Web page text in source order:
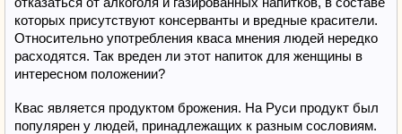
которых присутствуют консерванты и вредные красители.
Относительно употребления кваса мнения людей нередко
расходятся. Так вреден ли этот напиток для женщины в
интересном положении?
Квас является продуктом брожения. На Руси продукт был
популярен у людей, принадлежащих к разным сословиям.